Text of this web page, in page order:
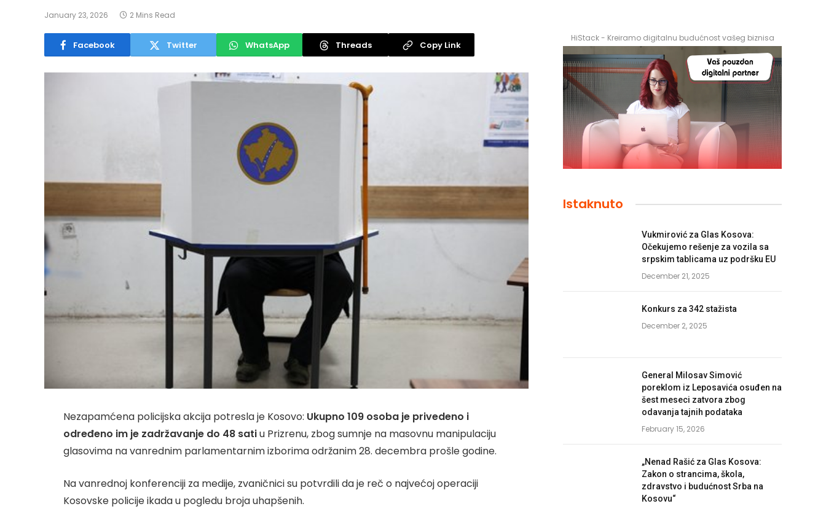
January 23, 2026 2 Mins Read
Facebook Twitter WhatsApp Threads Copy Link
Nezapamćena policijska akcija potresla je Kosovo: Ukupno 109 osoba je privedeno i
određeno im je zadržavanje do 48 satiu Prizrenu, zbog sumnje na masovnu manipulaciju
glasovima na vanrednim parlamentarnim izborima održanim 28. decembra prošle godine.
Na vanrednoj konferenciji za medije, zvaničnici su potvrdili da je reč o najvećoj operaciji
Kosovske policije ikada u pogledu broja uhapšenih.
HiStack - Kreiramo digitalnu budućnost vašeg biznisa
Istaknuto
Vukmirović za Glas Kosova:
Očekujemo rešenje za vozila sa
srpskim tablicama uz podršku EU
December 21, 2025
Konkurs za 342 stažista
December 2, 2025
General Milosav Simović
poreklom iz Leposavića osuđen na
šest meseci zatvora zbog
odavanja tajnih podataka
February 15, 2026
„Nenad Rašić za Glas Kosova:
Zakon o strancima, škola,
zdravstvo i budućnost Srba na
Kosovu“